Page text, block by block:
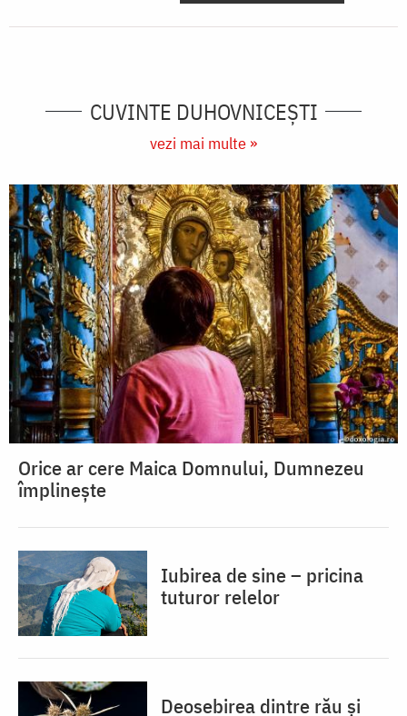
CUVINTE DUHOVNICEȘTI
vezi mai multe »
Orice ar cere Maica Domnului, Dumnezeu
împlinește
Iubirea de sine – pricina
tuturor relelor
Deosebirea dintre rău și